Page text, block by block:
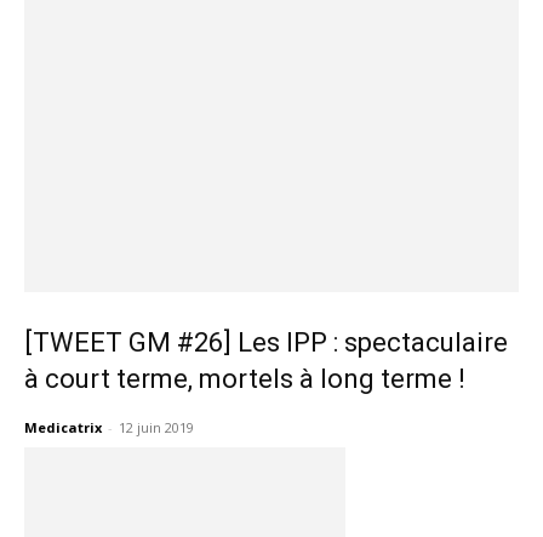
[TWEET GM #26] Les IPP : spectaculaire
à court terme, mortels à long terme !
Medicatrix - 12 juin 2019